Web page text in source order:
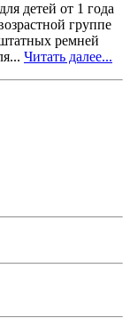
детей от 1 года
группе
ремней
Читать далее...